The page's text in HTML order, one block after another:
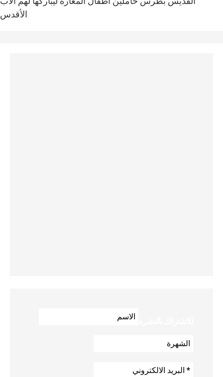
الأقدس